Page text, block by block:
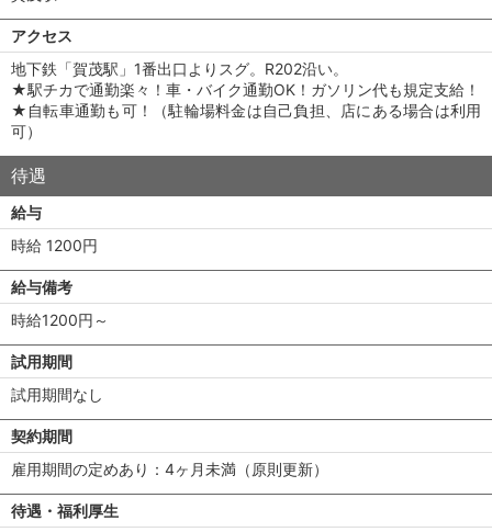
アクセス
地下鉄「賀茂駅」1番出口よりスグ。R202沿い。
★駅チカで通勤楽々！車・バイク通勤OK！ガソリン代も規定支給！
★自転車通勤も可！（駐輪場料金は自己負担、店にある場合は利用
可）
待遇
給与
時給 1200円
給与備考
時給1200円～
試用期間
試用期間なし
契約期間
雇用期間の定めあり：4ヶ月未満（原則更新）
待遇・福利厚生